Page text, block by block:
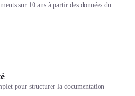
sur 10 ans à partir des données du
pour structurer la documentation